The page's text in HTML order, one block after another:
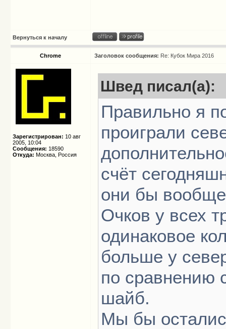
Вернуться к началу
Chrome Заголовок сообщения: Re: Кубок Мира 2016
Зарегистрирован: 10 авг
2005, 10:04
Сообщения: 18590
Откуда: Москва, Россия
Швед писал(а):
Правильно я
проиграли
счёт
они бы
Очков у всех
одинаковое
больше у
по сравнению
шайб.
Мы бы